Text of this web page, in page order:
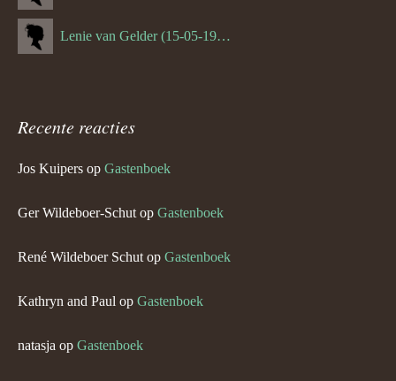
Lenie van Gelder (15-05-1970)
Recente reacties
Jos Kuipers op Gastenboek
Ger Wildeboer-Schut op Gastenboek
René Wildeboer Schut op Gastenboek
Kathryn and Paul op Gastenboek
natasja op Gastenboek